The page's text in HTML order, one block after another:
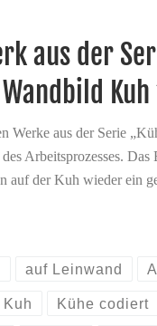
aus der
Kuh
Werke aus der Serie
Arbeitsprozesses.
auf der Kuh wieder ein
auf Leinwand
Kuh Kühe codiert